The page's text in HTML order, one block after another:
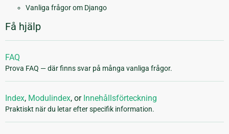
Vanliga frågor om Django
Få hjälp
FAQ
Prova FAQ — där finns svar på många vanliga frågor.
Index, Modulindex, or Innehållsförteckning
Praktiskt när du letar efter specifik information.